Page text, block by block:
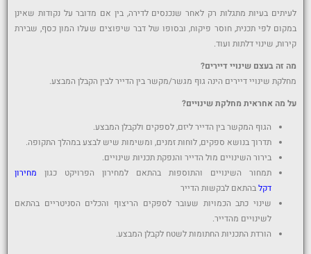
לעיתים בעיות מתגלות רק לאחר שנכנסים לדירה, בין אם מדובר על נקודות שאינן
במקום לפי תכנית, חוסר פיקוח, ובסופו של דבר שיפוצים שעלו המון כסף, שבירת
קירות, שינוי דלתות ועוד.
מה זה בעצם שינויי דיירים?
מחלקת שינויי דיירים הינה גוף מגשר/מקשר בין הדייר לבין הקבלן המבצע.
על מה אחראית מחלקת שינויים?
הגוף המקשר בין הדייר ליזם, לספקים ולקבלן המבצע.
תדרוך בנושא ספקים, לוחות זמנים, ומשימות שיש לבצע במהלך התקופה.
בירור השינויים מול הדייר והנפקת תכניות שינויים.
תמחור השינויים והתוספות בהתאם למחירון הפרויקט כגון מחירון
דקלבהתאם לבקשות הדייר
שינוי כתב הכמויות שעובר לספקים הריצוף והכלים הסניטריים בהתאם
לשינויים מהדייר.
הורדת התכניות החתומות לשטח לקבלן המבצע.